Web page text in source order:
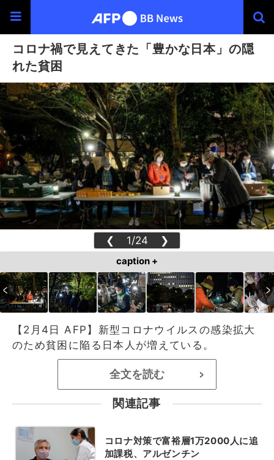
コロナ禍で見えてきた「豊かな日本」の隠
れた貧困
❮ 1/24 ❯
caption +
【2月4日 AFP】新型コロナウイルスの感染拡大
のため貧困に陥る日本人が増えている。
全文を読む >
関連記事
コロナ対策で富裕層1万2000人に追
加課税、アルゼンチン